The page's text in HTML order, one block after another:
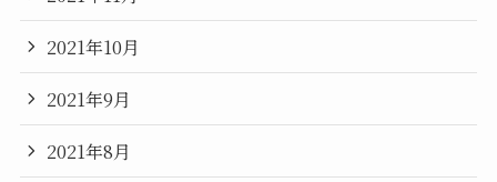
2021年10月
2021年9月
2021年8月